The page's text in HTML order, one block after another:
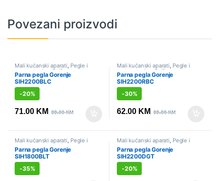
Povezani proizvodi
Mali kućanski aparati, Pegle i
parne stanice ,Sniženo
Parna pegla Gorenje
SIH2200BLC
-20%
71.00 KM 89.00KM
Mali kućanski aparati, Pegle i
parne stanice ,Sniženo
Parna pegla Gorenje
SIH2200RBC
-30%
62.00 KM 89.00KM
Mali kućanski aparati, Pegle i
parne stanice ,Sniženo
Parna pegla Gorenje
SIH1800BLT
-35%
Mali kućanski aparati, Pegle i
parne stanice ,Sniženo
Parna pegla Gorenje
SIH2200DGT
-20%